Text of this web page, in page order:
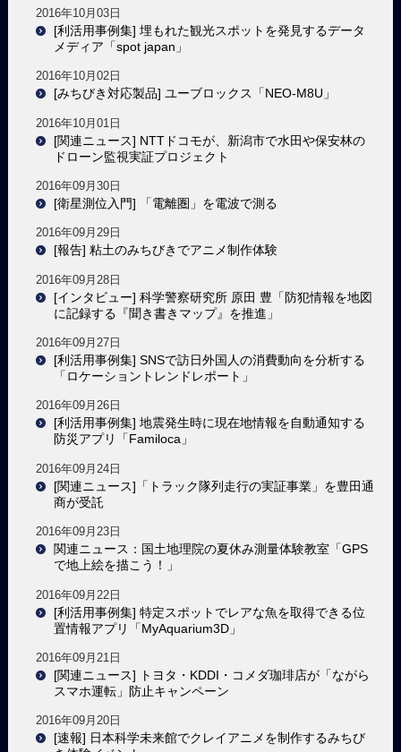
2016年10月03日
[利活用事例集] 埋もれた観光スポットを発見するデータ
メディア「spot japan」
2016年10月02日
[みちびき対応製品] ユーブロックス「NEO-M8U」
2016年10月01日
[関連ニュース] NTTドコモが、新潟市で水田や保安林の
ドローン監視実証プロジェクト
2016年09月30日
[衛星測位入門] 「電離圏」を電波で測る
2016年09月29日
[報告] 粘土のみちびきでアニメ制作体験
2016年09月28日
[インタビュー] 科学警察研究所 原田 豊「防犯情報を地図
に記録する『聞き書きマップ』を推進」
2016年09月27日
[利活用事例集] SNSで訪日外国人の消費動向を分析する
「ロケーショントレンドレポート」
2016年09月26日
[利活用事例集] 地震発生時に現在地情報を自動通知する
防災アプリ「Familoca」
2016年09月24日
[関連ニュース]「トラック隊列走行の実証事業」を豊田通
商が受託
2016年09月23日
関連ニュース：国土地理院の夏休み測量体験教室「GPS
で地上絵を描こう！」
2016年09月22日
[利活用事例集] 特定スポットでレアな魚を取得できる位
置情報アプリ「MyAquarium3D」
2016年09月21日
[関連ニュース] トヨタ・KDDI・コメダ珈琲店が「ながら
スマホ運転」防止キャンペーン
2016年09月20日
[速報] 日本科学未来館でクレイアニメを制作するみちび